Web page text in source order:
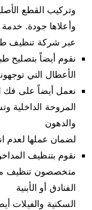
وتركيب القطع
وأعلاها جودة.
عبر شركة تنظيف
نقوم أيضاً بتصليح
الأعطال التي
نعمل أيضاً على فك
المروحة الداخلية
والدهون
لضمان عملها لعدم
نقوم بتنظيف
متخصصون تنظيف
الفنادق أو الأبنية
السكنية والفيلات